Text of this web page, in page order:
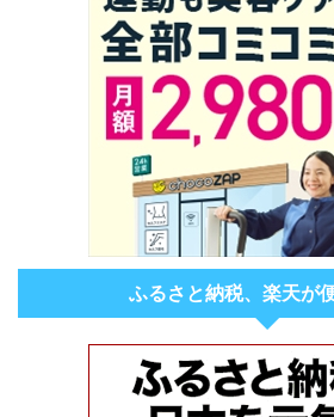
ふるさと納税、楽天が